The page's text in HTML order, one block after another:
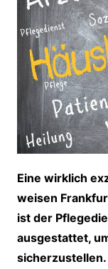
Eine wirklich
weisen
ist der
ausgestattet,